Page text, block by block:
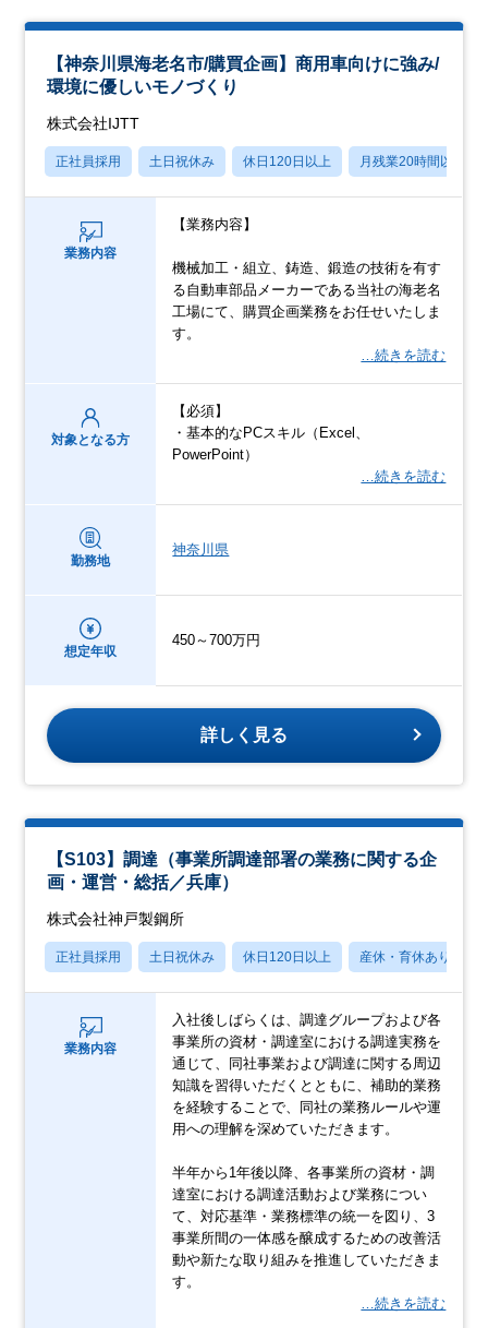
【神奈川県海⽼名市/購買企画】商⽤⾞向けに強み/
環境に優しいモノづくり
株式会社IJTT
正社員採用 土日祝休み 休日120日以上 月残業20時間以内
業務内容
【業務内容】
機械加⼯・組⽴、鋳造、鍛造の技術を有す
る⾃動⾞部品メーカーである当社の海⽼名
⼯場にて、購買企画業務をお任せいたしま
す。
…続きを読む
対象となる方
【必須】
・基本的なPCスキル（Excel、
PowerPoint）
…続きを読む
勤務地
神奈川県
想定年収
450～700万円
詳しく見る
【S103】調達（事業所調達部署の業務に関する企
画・運営・総括／兵庫）
株式会社神戸製鋼所
正社員採用 土日祝休み 休日120日以上 産休・育休あり
業務内容
入社後しばらくは、調達グループおよび各
事業所の資材・調達室における調達実務を
通じて、同社事業および調達に関する周辺
知識を習得いただくとともに、補助的業務
を経験することで、同社の業務ルールや運
用への理解を深めていただきます。
半年から1年後以降、各事業所の資材・調
達室における調達活動および業務につい
て、対応基準・業務標準の統一を図り、3
事業所間の一体感を醸成するための改善活
動や新たな取り組みを推進していただきま
す。
…続きを読む